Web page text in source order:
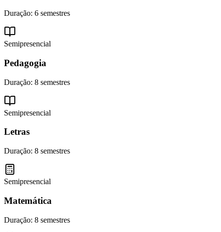
Duração: 6 semestres
Semipresencial
Pedagogia
Duração: 8 semestres
Semipresencial
Letras
Duração: 8 semestres
Semipresencial
Matemática
Duração: 8 semestres